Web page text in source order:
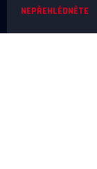
NEPŘEHLÉDNĚTE
Naše realizace